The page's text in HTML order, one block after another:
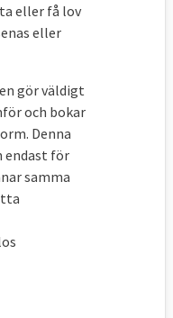
eller få lov
eller
gör väldigt
och bokar
Denna
endast för
samma